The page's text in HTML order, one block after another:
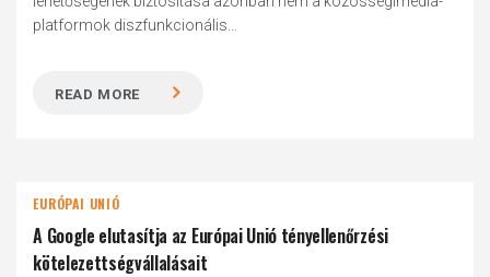
platformok diszfunkcionális...
READ MORE
EURÓPAI UNIÓ
A Google elutasítja az Európai Unió tényellenőrzési
kötelezettségvállalásait